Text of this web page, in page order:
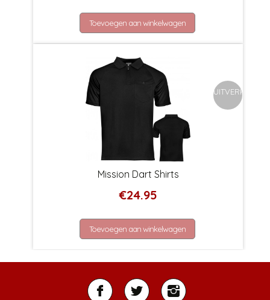
Toevoegen aan winkelwagen
UITVERKOCHT
Mission Dart Shirts
€24.95
Toevoegen aan winkelwagen